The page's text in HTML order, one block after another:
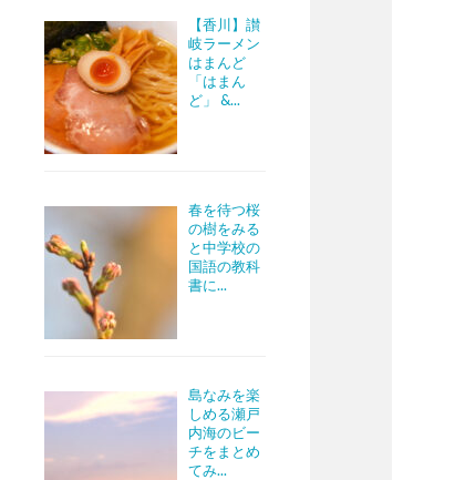
【香川】讃
岐ラーメン
はまんど
「はまん
ど」 &...
春を待つ桜
の樹をみる
と中学校の
国語の教科
書に...
島なみを楽
しめる瀬戸
内海のビー
チをまとめ
てみ...